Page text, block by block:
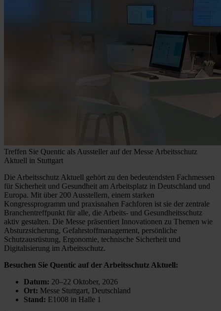
Treffen Sie Quentic als Aussteller auf der Messe Arbeitsschutz
Aktuell in Stuttgart
Die Arbeitsschutz Aktuell gehört zu den bedeutendsten Fachmessen
für Sicherheit und Gesundheit am Arbeitsplatz in Deutschland und
Europa. Mit über 200 Ausstellern, einem starken
Kongressprogramm und praxisnahen Fachforen ist sie der zentrale
Branchentreffpunkt für alle, die Arbeits- und Gesundheitsschutz
aktiv gestalten. Die Messe präsentiert Innovationen zu Themen wie
Absturzsicherung, Gefahrstoffmanagement, persönliche
Schutzausrüstung, Ergonomie, technische Sicherheit und
Digitalisierung im Arbeitsschutz.
Besuchen Sie Quentic auf der Arbeitsschutz Aktuell:
Datum: 20–22 Oktober, 2026
Ort: Messe Stuttgart, Deutschland
Stand: E1008 in Halle 1